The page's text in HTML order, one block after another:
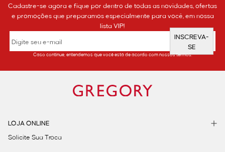
Cadastre-se agora e fique por dentro de todas as novidades, ofertas
e promoções que preparamos especialmente para você, em nossa
lista VIP!
INSCREVA-
SE
Caso continue, entendemos que você está de acordo com nossos termos.
LOJA ONLINE
Solicite Sua Troca